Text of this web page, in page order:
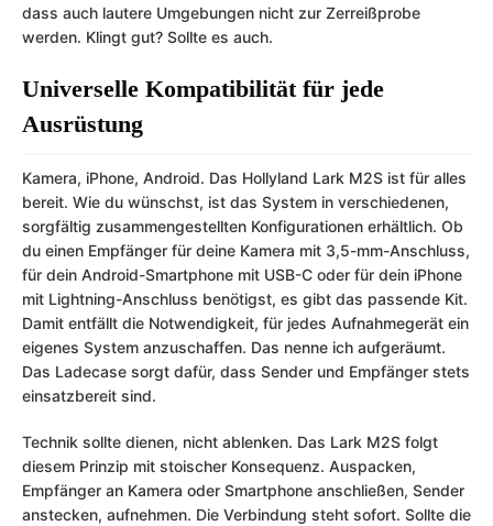
dass auch lautere Umgebungen nicht zur Zerreißprobe
werden. Klingt gut? Sollte es auch.
Universelle Kompatibilität für jede
Ausrüstung
Kamera, iPhone, Android. Das Hollyland Lark M2S ist für alles
bereit. Wie du wünschst, ist das System in verschiedenen,
sorgfältig zusammengestellten Konfigurationen erhältlich. Ob
du einen Empfänger für deine Kamera mit 3,5-mm-Anschluss,
für dein Android-Smartphone mit USB-C oder für dein iPhone
mit Lightning-Anschluss benötigst, es gibt das passende Kit.
Damit entfällt die Notwendigkeit, für jedes Aufnahmegerät ein
eigenes System anzuschaffen. Das nenne ich aufgeräumt.
Das Ladecase sorgt dafür, dass Sender und Empfänger stets
einsatzbereit sind.
Technik sollte dienen, nicht ablenken. Das Lark M2S folgt
diesem Prinzip mit stoischer Konsequenz. Auspacken,
Empfänger an Kamera oder Smartphone anschließen, Sender
anstecken, aufnehmen. Die Verbindung steht sofort. Sollte die